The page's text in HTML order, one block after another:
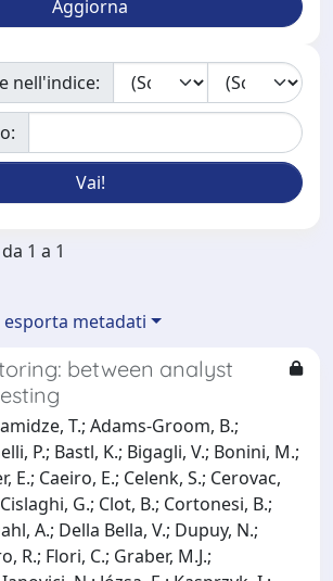
nell'indice:
1 a 1
esporta metadati
between analyst
T.; Adams-Groom, B.;
P.; Bastl, K.; Bigagli, V.; Bonini, M.;
E.; Caeiro, E.; Celenk, S.; Cerovac,
G.; Clot, B.; Cortonesi, B.;
A.; Della Bella, V.; Dupuy, N.;
R.; Flori, C.; Graber, M.J.;